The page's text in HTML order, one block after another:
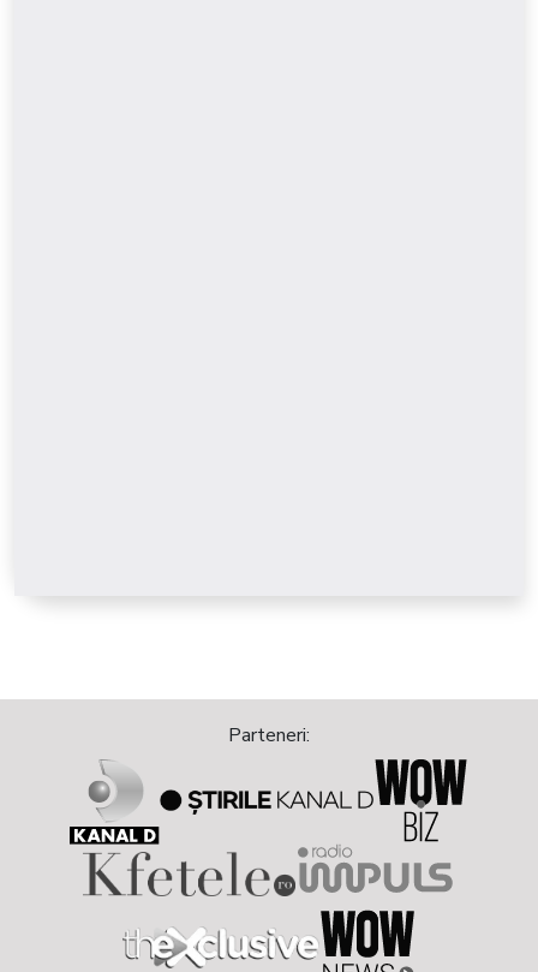
Parteneri: